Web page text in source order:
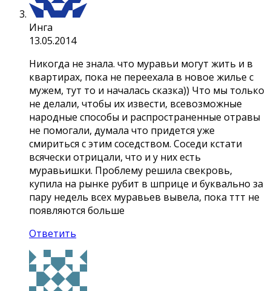
Инга
13.05.2014
Никогда не знала. что муравьи могут жить и в
квартирах, пока не переехала в новое жилье с
мужем, тут то и началась сказка)) Что мы только
не делали, чтобы их извести, всевозможные
народные способы и распространенные отравы
не помогали, думала что придется уже
смириться с этим соседством. Соседи кстати
всячески отрицали, что и у них есть
муравьишки. Проблему решила свекровь,
купила на рынке рубит в шприце и буквально за
пару недель всех муравьев вывела, пока ттт не
появляются больше
Ответить